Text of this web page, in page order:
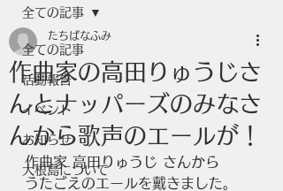
全ての記事
活動報告
イベント
お知らせ
大根島について
全ての記事
作曲家の高田りゅうじさ
んとナッパーズのみなさ
んから歌声のエールが！
たちばなふみ
作曲家 高田りゅうじ さんから
うたごえのエールを戴きました。